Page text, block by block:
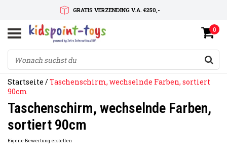
GRATIS VERZENDING V.A. €250,-
SNELLE LEVERTIJD
SERVICE OP MAAT
0
Startseite /Taschenschirm, wechselnde Farben, sortiert
90cm
Taschenschirm, wechselnde Farben,
sortiert 90cm
Eigene Bewertung erstellen